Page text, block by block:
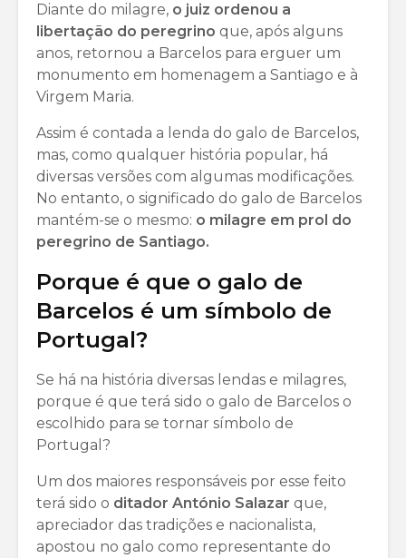
Diante do milagre, o juiz ordenou a
libertação do peregrino que, após alguns
anos, retornou a Barcelos para erguer um
monumento em homenagem a Santiago e à
Virgem Maria.
Assim é contada a lenda do galo de Barcelos,
mas, como qualquer história popular, há
diversas versões com algumas modificações.
No entanto, o significado do galo de Barcelos
mantém-se o mesmo: o milagre em prol do
peregrino de Santiago.
Porque é que o galo de
Barcelos é um símbolo de
Portugal?
Se há na história diversas lendas e milagres,
porque é que terá sido o galo de Barcelos o
escolhido para se tornar símbolo de
Portugal?
Um dos maiores responsáveis por esse feito
terá sido o ditador António Salazar que,
apreciador das tradições e nacionalista,
apostou no galo como representante do